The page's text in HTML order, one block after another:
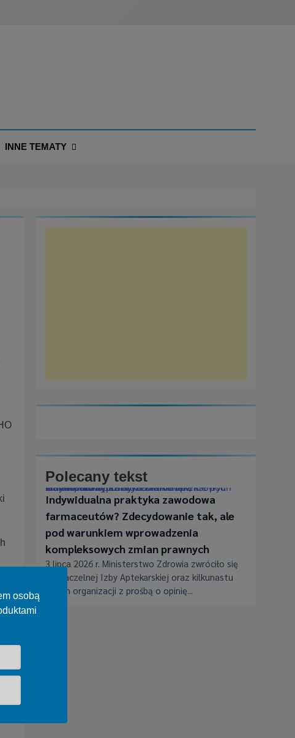
INNE TEMATY
osobą
Polecany tekst
Indywidualna praktyka zawodowa farmaceutów? Zdecydowanie tak, ale pod warunkiem wprowadzenia kompleksowych zmian prawnych
Indywidualna praktyka zawodowa
farmaceutów? Zdecydowanie tak, ale
pod warunkiem wprowadzenia
kompleksowych zmian prawnych
3 lipca 2026 r. Ministerstwo Zdrowia zwróciło się
do Naczelnej Izby Aptekarskiej oraz kilkunastu
innych organizacji z prośbą o opinię...